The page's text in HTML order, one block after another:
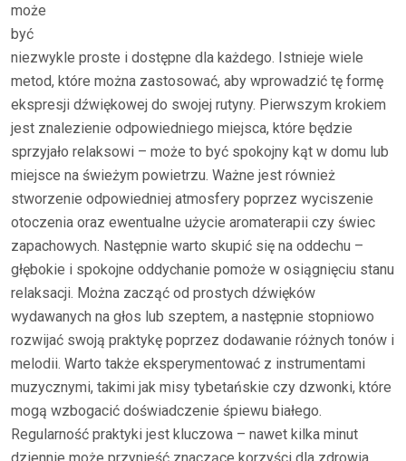
może
być
niezwykle proste i dostępne dla każdego. Istnieje wiele
metod, które można zastosować, aby wprowadzić tę formę
ekspresji dźwiękowej do swojej rutyny. Pierwszym krokiem
jest znalezienie odpowiedniego miejsca, które będzie
sprzyjało relaksowi – może to być spokojny kąt w domu lub
miejsce na świeżym powietrzu. Ważne jest również
stworzenie odpowiedniej atmosfery poprzez wyciszenie
otoczenia oraz ewentualne użycie aromaterapii czy świec
zapachowych. Następnie warto skupić się na oddechu –
głębokie i spokojne oddychanie pomoże w osiągnięciu stanu
relaksacji. Można zacząć od prostych dźwięków
wydawanych na głos lub szeptem, a następnie stopniowo
rozwijać swoją praktykę poprzez dodawanie różnych tonów i
melodii. Warto także eksperymentować z instrumentami
muzycznymi, takimi jak misy tybetańskie czy dzwonki, które
mogą wzbogacić doświadczenie śpiewu białego.
Regularność praktyki jest kluczowa – nawet kilka minut
dziennie może przynieść znaczące korzyści dla zdrowia